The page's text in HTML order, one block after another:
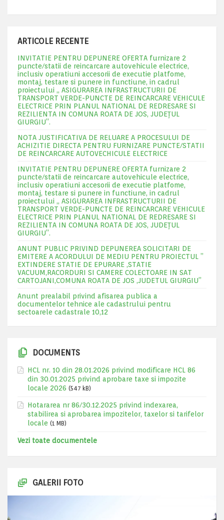
ARTICOLE RECENTE
INVITATIE PENTRU DEPUNERE OFERTA furnizare 2
puncte/statii de reincarcare autovehicule electrice,
inclusiv operatiuni accesorii de executie platfome,
montaj, testare si punere in functiune, in cadrul
proiectului „ ASIGURAREA INFRASTRUCTURII DE
TRANSPORT VERDE-PUNCTE DE REINCARCARE VEHICULE
ELECTRICE PRIN PLANUL NATIONAL DE REDRESARE SI
REZILIENTA IN COMUNA ROATA DE JOS, JUDEŢUL
GIURGIU”.
NOTA JUSTIFICATIVA DE RELUARE A PROCESULUI DE
ACHIZITIE DIRECTA PENTRU FURNIZARE PUNCTE/STATII
DE REINCARCARE AUTOVECHICULE ELECTRICE
INVITATIE PENTRU DEPUNERE OFERTA furnizare 2
puncte/statii de reincarcare autovehicule electrice,
inclusiv operatiuni accesorii de executie platfome,
montaj, testare si punere in functiune, in cadrul
proiectului „ ASIGURAREA INFRASTRUCTURII DE
TRANSPORT VERDE-PUNCTE DE REINCARCARE VEHICULE
ELECTRICE PRIN PLANUL NATIONAL DE REDRESARE SI
REZILIENTA IN COMUNA ROATA DE JOS, JUDEŢUL
GIURGIU”.
ANUNT PUBLIC PRIVIND DEPUNEREA SOLICITARI DE
EMITERE A ACORDULUI DE MEDIU PENTRU PROIECTUL ”
EXTINDERE STATIE DE EPURARE ,STATIE
VACUUM,RACORDURI SI CAMERE COLECTOARE IN SAT
CARTOJANI,COMUNA ROATA DE JOS ,JUDETUL GIURGIU”
Anunt prealabil privind afisarea publica a
documentelor tehnice ale cadastrului pentru
sectoarele cadastrale 10,12
DOCUMENTS
HCL nr. 10 din 28.01.2026 privind modificare HCL 86
din 30.01.2025 privind aprobare taxe si impozite
locale 2026 (547 kB)
Hotararea nr 86/30.12.2025 privind indexarea,
stabilirea si aprobarea impozitelor, taxelor si tarifelor
locale (1 MB)
Vezi toate documentele
GALERII FOTO